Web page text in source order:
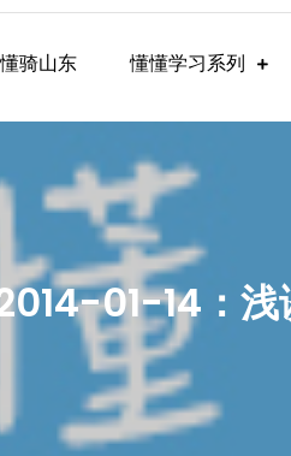
群内容
骑山东 懂懂学习系列
01-14：浅